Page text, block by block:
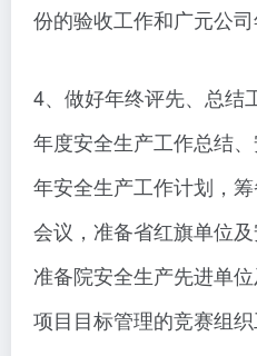
份的验收工作和广元公司
4、做好年终评先、总结
年度安全生产工作总结
年安全生产工作计划，
会议，准备省红旗单位
准备院安全生产先进单
项目目标管理的竞赛组织